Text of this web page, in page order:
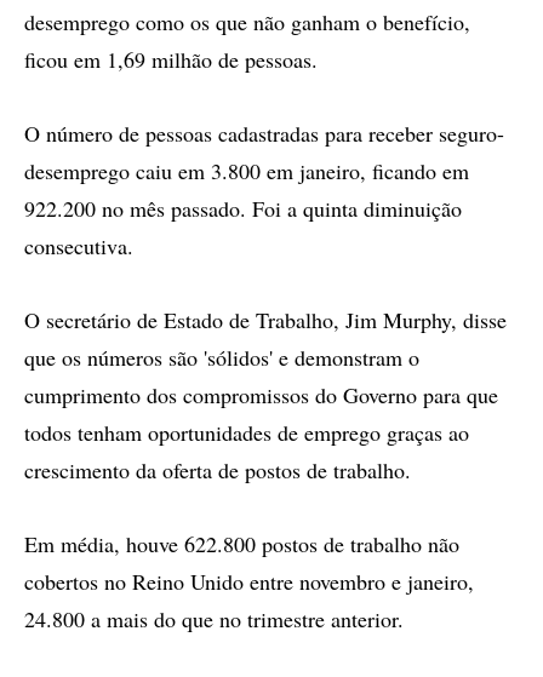
desemprego como os que não ganham o benefício,
ficou em 1,69 milhão de pessoas.
O número de pessoas cadastradas para receber seguro-
desemprego caiu em 3.800 em janeiro, ficando em
922.200 no mês passado. Foi a quinta diminuição
consecutiva.
O secretário de Estado de Trabalho, Jim Murphy, disse
que os números são 'sólidos' e demonstram o
cumprimento dos compromissos do Governo para que
todos tenham oportunidades de emprego graças ao
crescimento da oferta de postos de trabalho.
Em média, houve 622.800 postos de trabalho não
cobertos no Reino Unido entre novembro e janeiro,
24.800 a mais do que no trimestre anterior.